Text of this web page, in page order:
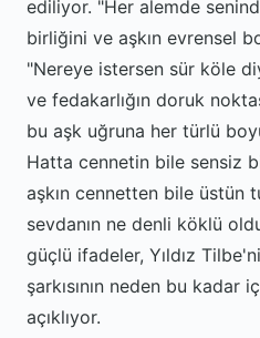
ediliyor. "Her alemde
birliğini ve aşkın evrensel
"Nereye istersen sür köle
ve fedakarlığın doruk
bu aşk uğruna her türlü
Hatta cennetin bile sensiz
aşkın cennetten bile üstün
sevdanın ne denli köklü
güçlü ifadeler, Yıldız
şarkısının neden bu kadar
açıklıyor.